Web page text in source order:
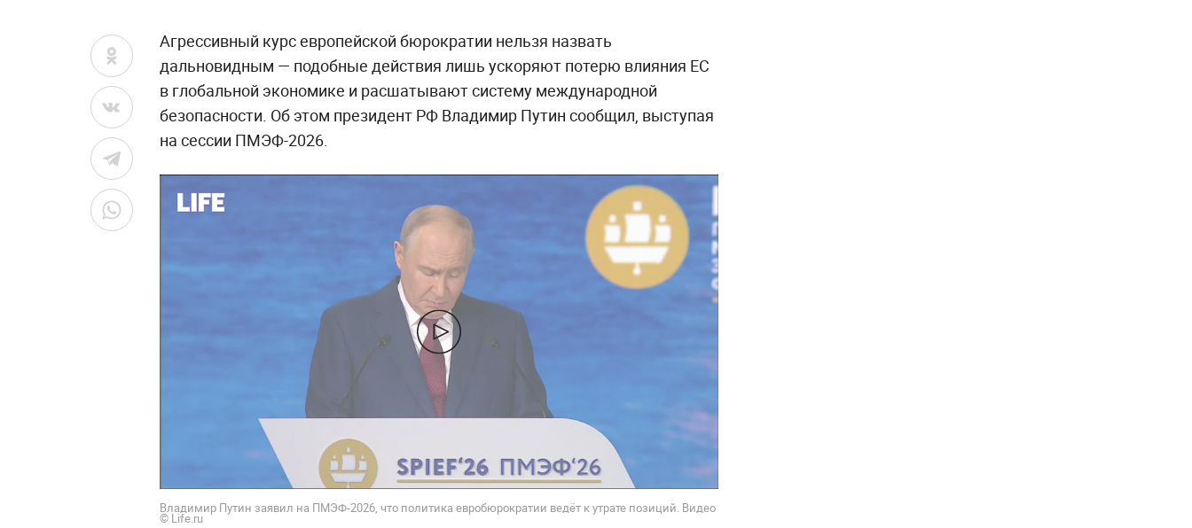
Агрессивный курс европейской бюрократии нельзя назвать
дальновидным — подобные действия лишь ускоряют потерю влияния ЕС
в глобальной экономике и расшатывают систему международной
безопасности. Об этом президент РФ Владимир Путин сообщил, выступая
на сессии ПМЭФ-2026.
Владимир Путин заявил на ПМЭФ-2026, что политика евробюрократии ведёт к утрате позиций. Видео
© Life.ru